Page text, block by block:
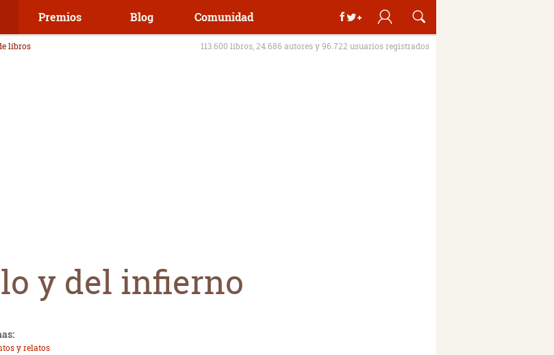
Premios Blog Comunidad
libros
113.600 libros, 24.686 autores y 96.722 usuarios registrados
y del infierno
y relatos